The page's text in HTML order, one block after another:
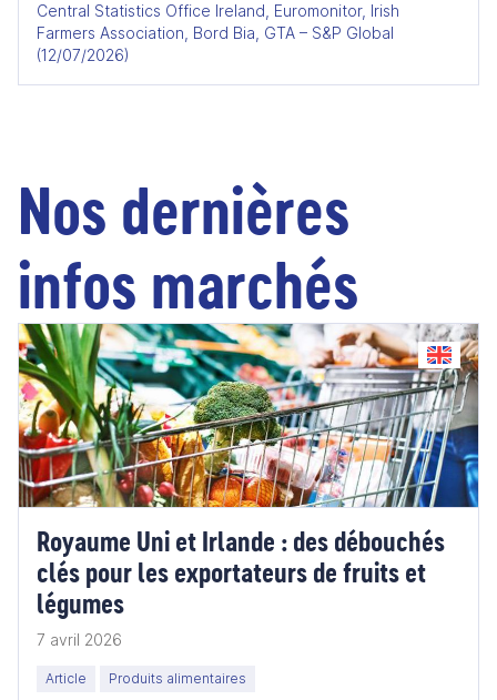
Central Statistics Office Ireland, Euromonitor, Irish
Farmers Association, Bord Bia, GTA – S&P Global
(12/07/2026)
Nos dernières
infos marchés
Royaume Uni et Irlande : des débouchés
clés pour les exportateurs de fruits et
légumes
7 avril 2026
Article Produits alimentaires